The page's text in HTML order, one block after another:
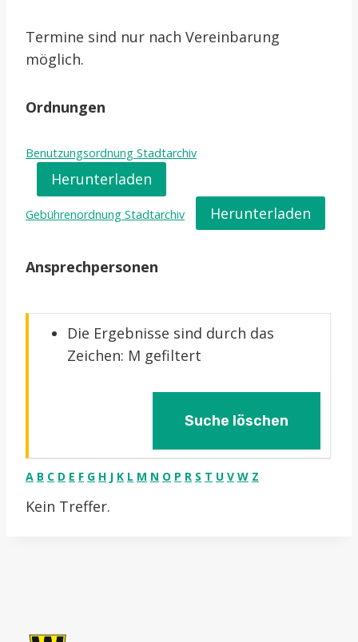
Termine sind nur nach Vereinbarung
möglich.
Ordnungen
Benutzungsordnung Stadtarchiv
Herunterladen
Gebührenordnung Stadtarchiv Herunterladen
Ansprechpersonen
Die Ergebnisse sind durch das
Zeichen: M gefiltert
Suche löschen
A B C D E F G H J K L M N O P R S T U V W Z
Kein Treffer.